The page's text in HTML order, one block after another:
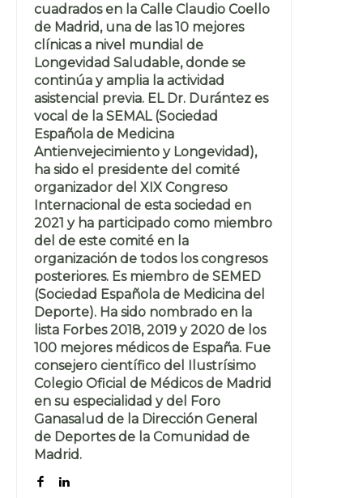
cuadrados en la Calle Claudio Coello
de Madrid, una de las 10 mejores
clínicas a nivel mundial de
Longevidad Saludable, donde se
continúa y amplia la actividad
asistencial previa. EL Dr. Durántez es
vocal de la SEMAL (Sociedad
Española de Medicina
Antienvejecimiento y Longevidad),
ha sido el presidente del comité
organizador del XIX Congreso
Internacional de esta sociedad en
2021 y ha participado como miembro
del de este comité en la
organización de todos los congresos
posteriores. Es miembro de SEMED
(Sociedad Española de Medicina del
Deporte). Ha sido nombrado en la
lista Forbes 2018, 2019 y 2020 de los
100 mejores médicos de España. Fue
consejero científico del Ilustrísimo
Colegio Oficial de Médicos de Madrid
en su especialidad y del Foro
Ganasalud de la Dirección General
de Deportes de la Comunidad de
Madrid.